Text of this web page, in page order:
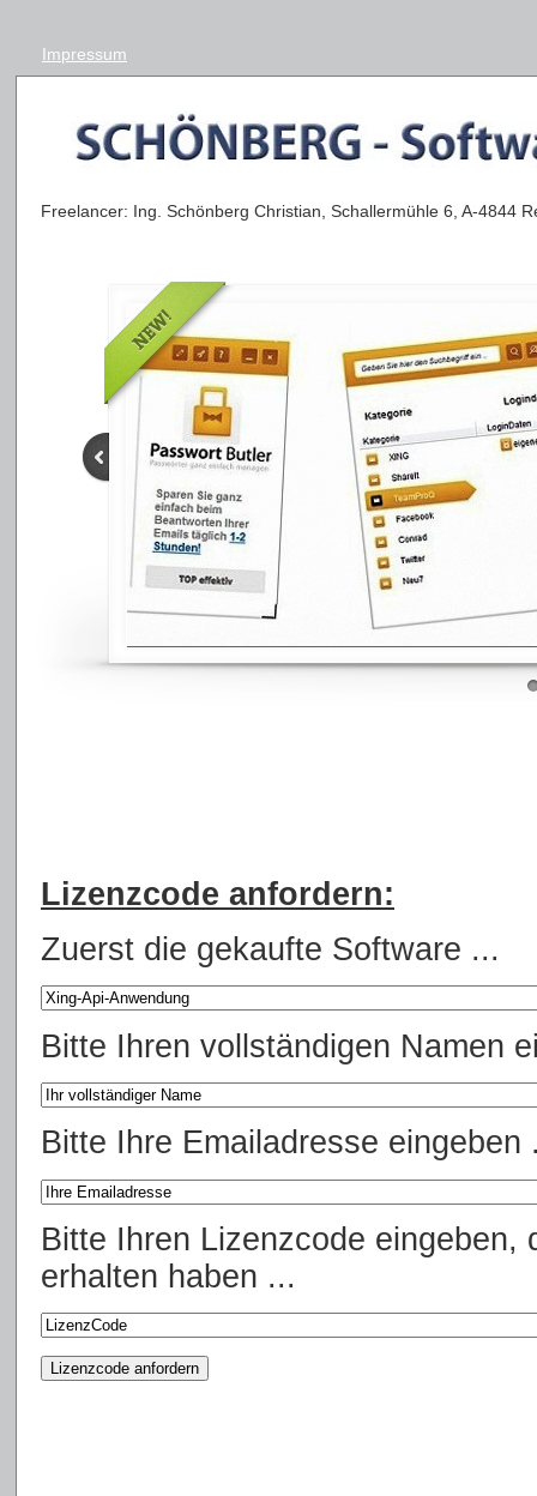
Impressum
Freelancer: Ing. Schönberg Christian, Schallermühle 6, A-4844
Lizenzcode anfordern:
Zuerst die gekaufte Software ...
Bitte Ihren vollständigen Namen
Bitte Ihre Emailadresse eingeben
Bitte Ihren Lizenzcode eingeben,
erhalten haben ...